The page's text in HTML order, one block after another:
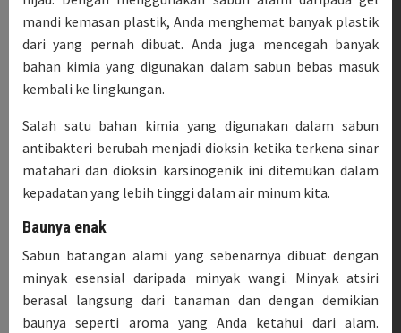
mandi kemasan plastik, Anda menghemat banyak plastik
dari yang pernah dibuat. Anda juga mencegah banyak
bahan kimia yang digunakan dalam sabun bebas masuk
kembali ke lingkungan.
Salah satu bahan kimia yang digunakan dalam sabun
antibakteri berubah menjadi dioksin ketika terkena sinar
matahari dan dioksin karsinogenik ini ditemukan dalam
kepadatan yang lebih tinggi dalam air minum kita.
Baunya enak
Sabun batangan alami yang sebenarnya dibuat dengan
minyak esensial daripada minyak wangi. Minyak atsiri
berasal langsung dari tanaman dan dengan demikian
baunya seperti aroma yang Anda ketahui dari alam.